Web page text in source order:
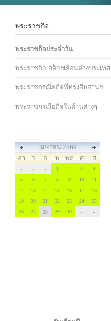
พระราชกิจ
พระราชกิจประจำวัน
พระราชกิจเสด็จฯเยือนต่างประเทศ
พระราชกรณียกิจที่ทรงสืบสานฯ
พระราชกรณียกิจในด้านต่างๆ
เมษายน 2569
อา
จ อ พ พฤ ศ ส
- - - 1 2 3
4
5
6 7 8 9 10
11
12
13 14 15 16 17
18
19
20 21 22 23 24
25
26
27 28 29 30 - -